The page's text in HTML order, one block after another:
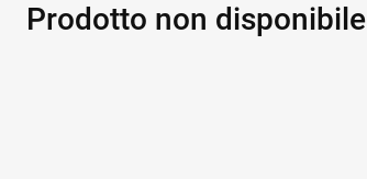
Prodotto non disponibile